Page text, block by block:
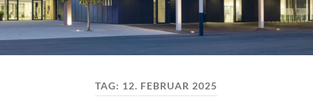
BS
TAG: 12. FEBRUAR 2025